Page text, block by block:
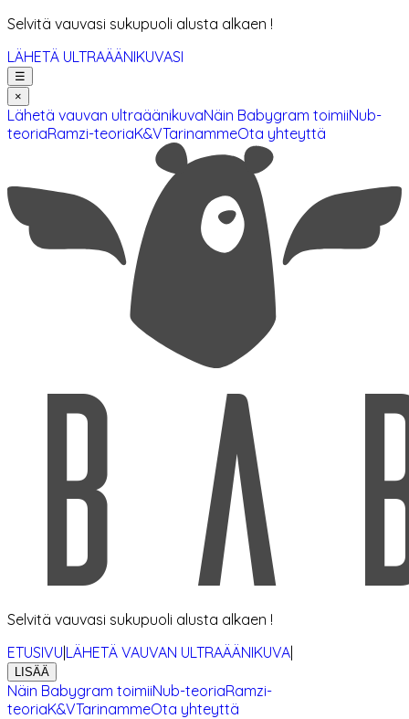
Selvitä vauvasi sukupuoli alusta alkaen !
LÄHETÄ ULTRAÄÄNIKUVASI
☰
×
Lähetä vauvan ultraäänikuvaNäin Babygram toimiiNub-
teoriaRamzi-teoriaK&VTarinammeOta yhteyttä
Selvitä vauvasi sukupuoli alusta alkaen !
ETUSIVU|LÄHETÄ VAUVAN ULTRAÄÄNIKUVA|
LISÄÄ
Näin Babygram toimiiNub-teoriaRamzi-
teoriaK&VTarinammeOta yhteyttä